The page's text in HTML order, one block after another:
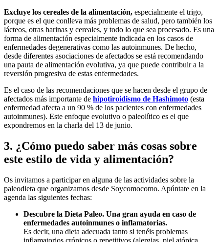
Excluye los cereales de la alimentación, especialmente el trigo,
porque es el que conlleva más problemas de salud, pero también los
lácteos, otras harinas y cereales, y todo lo que sea procesado. Es una
forma de alimentación especialmente indicada en los casos de
enfermedades degenerativas como las autoinmunes. De hecho,
desde diferentes asociaciones de afectados se está recomendando
una pauta de alimentación evolutiva, ya que puede contribuir a la
reversión progresiva de estas enfermedades.
Es el caso de las recomendaciones que se hacen desde el grupo de
afectados más importante de hipotiroidismo de Hashimoto (esta
enfermedad afecta a un 90 % de los pacientes con enfermedades
autoinmunes). Este enfoque evolutivo o paleolítico es el que
expondremos en la charla del 13 de junio.
3. ¿Cómo puedo saber más cosas sobre
este estilo de vida y alimentación?
Os invitamos a participar en alguna de las actividades sobre la
paleodieta que organizamos desde Soycomocomo. Apúntate en la
agenda las siguientes fechas:
Descubre la Dieta Paleo. Una gran ayuda en caso de
enfermedades autoinmunes o inflamatorias.
Es decir, una dieta adecuada tanto si tenéis problemas
inflamatorios crónicos o repetitivos (alergias, piel atópica,